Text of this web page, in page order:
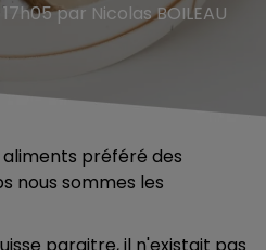
par Nicolas BOILEAU
préféré des
nous sommes les